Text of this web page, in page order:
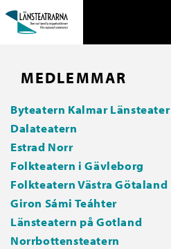
MEDLEMMAR
Byteatern Kalmar Länsteater
Dalateatern
Estrad Norr
Folkteatern i Gävleborg
Folkteatern Västra Götaland
Giron Sámi Teáhter
Länsteatern på Gotland
Norrbottensteatern